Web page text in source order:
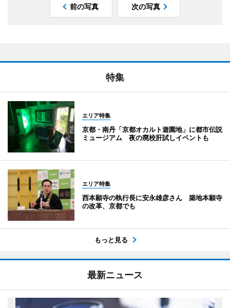
前の写真 次の写真
特集
エリア特集
京都・南丹「京都オカルト遊園地」に都市伝説
ミュージアム 夜の廃校肝試しイベントも
エリア特集
西本願寺の執行長に安永雄彦さん 築地本願寺
の改革、京都でも
もっと見る
最新ニュース